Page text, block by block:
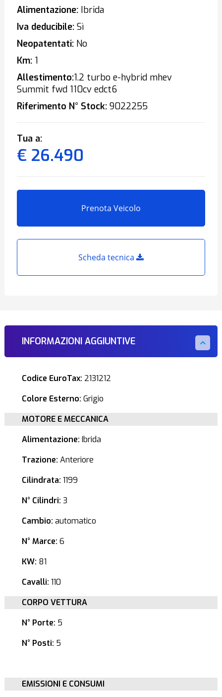
Alimentazione:Ibrida
Iva deducibile:Sì
Neopatentati:No
Km:1
Allestimento:1.2 turbo e-hybrid mhev
Summit fwd 110cv edct6
Riferimento N° Stock:9022255
Tua a:
€ 26.490
Prenota Veicolo
Scheda tecnica
INFORMAZIONI AGGIUNTIVE
Codice EuroTax: 2131212
Colore Esterno: Grigio
MOTORE E MECCANICA
Alimentazione: Ibrida
Trazione: Anteriore
Cilindrata: 1199
N° Cilindri: 3
Cambio: automatico
N° Marce: 6
KW: 81
Cavalli: 110
CORPO VETTURA
N° Porte: 5
N° Posti: 5
EMISSIONI E CONSUMI